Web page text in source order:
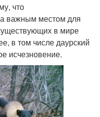
что
важным местом для
в мире
в том числе даурский
исчезновение.